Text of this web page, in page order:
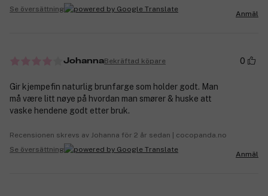
Se översättning
Anmäl
JohannaBekräftad köpare 0
Gir kjempefin naturlig brunfarge som holder godt. Man
må være litt nøye på hvordan man smører & huske att
vaske hendene godt etter bruk.
Recensionen skrevs av Johanna för 2 år sedan | cocopanda.no
Se översättning
Anmäl